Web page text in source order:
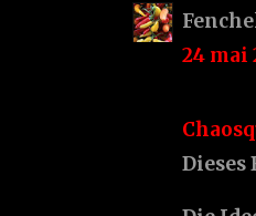
24 mai
Dieses